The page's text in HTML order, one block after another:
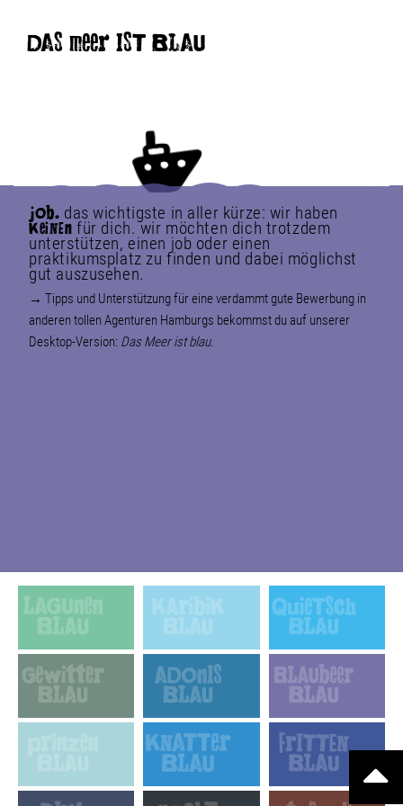
DAS meer IST BLAU
jOb. das wichtigste in aller kürze: wir haben
KeiNEn für dich. wir möchten dich trotzdem
unterstützen, einen job oder einen
praktikumsplatz zu finden und dabei möglichst
gut auszusehen.
→ Tipps und Unterstützung für eine verdammt gute Bewerbung in
anderen tollen Agenturen Hamburgs bekommst du auf unserer
Desktop-Version: Das Meer ist blau.